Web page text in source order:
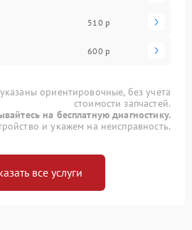
510 р
600 р
ориентировочные, без учета
стоимости запчастей.
на бесплатную диагностику.
и укажем на неисправность.
все услуги